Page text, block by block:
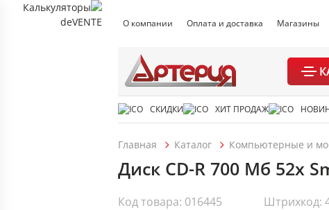
О компании Оплата и доставка Магазины
СКИДКИ ХИТ ПРОДАЖ
Главная Каталог Компьютерные и
Диск CD-R 700 Мб 52х
Код товара: 016445 Штрихкод: